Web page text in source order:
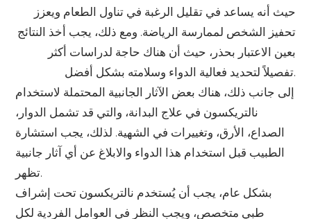
حيث أنه يساعد في تقليل الرغبة في تناول الطعام ويعزز
تحفيز الشخص لممارسة الرياضة. ومع ذلك، يجب أخذ النتائج
بعين الاعتبار بحذر، حيث أن هناك حاجة لدراسات أكثر
تفصيلاً لتحديد فعالية الدواء وسلامته بشكل أفضل.
إلى جانب ذلك، هناك بعض الآثار الجانبية المحتملة لاستخدام
نالتريكسون في علاج البدانة، والتي قد تشمل الدوار،
الصداع، الأرق، وتغييرات في الشهية. لذلك، يجب استشارة
الطبيب قبل استخدام هذا الدواء والابلاغ عن أي آثار جانبية
تظهر.
بشكل عام، يجب أن يُستخدم نالتريكسون تحت إشراف
طبي متخصص، ويجب النظر في العوامل الفردية لكل